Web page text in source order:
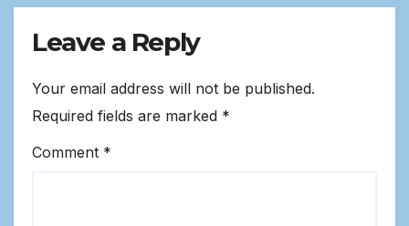
Leave a Reply
Your email address will not be published.
Required fields are marked *
Comment *